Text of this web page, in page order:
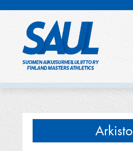
Arkisto